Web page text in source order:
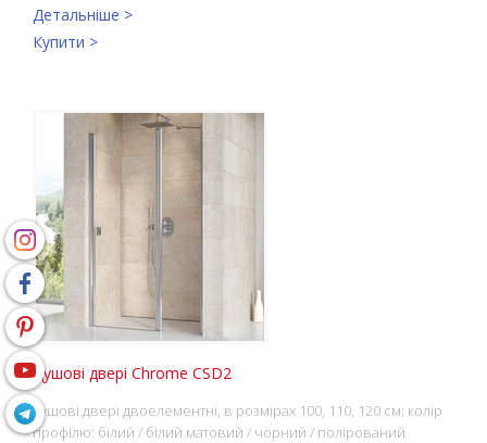
Детальніше >
Купити >
Душові двері Chrome CSD2
душові двері двоелементні, в розмірах 100, 110, 120 см; колір
профілю: білий / білий матовий / чорний / полірований